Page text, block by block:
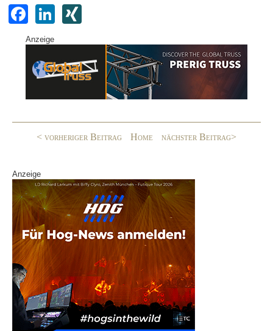
F
a
c
e
o
Li
k
e
G
Anzeige
< vorheriger Beitrag Home nächster Beitrag>
Anzeige